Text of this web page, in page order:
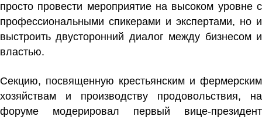
просто провести мероприятие на высоком уровне с
профессиональными спикерами и экспертами, но и
выстроить двусторонний диалог между бизнесом и
властью.
Секцию, посвященную крестьянским и фермерским
хозяйствам и производству продовольствия, на
форуме модерировал первый вице-президент